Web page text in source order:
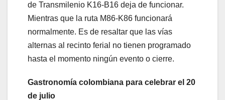
de Transmilenio K16-B16 deja de funcionar.
Mientras que la ruta M86-K86 funcionará
normalmente. Es de resaltar que las vías
alternas al recinto ferial no tienen programado
hasta el momento ningún evento o cierre.
Gastronomía colombiana para celebrar el 20
de julio